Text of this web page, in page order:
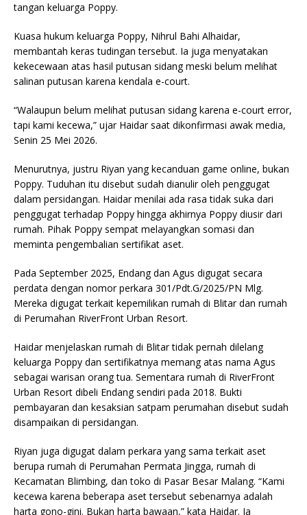
tangan keluarga Poppy.
Kuasa hukum keluarga Poppy, Nihrul Bahi Alhaidar,
membantah keras tudingan tersebut. Ia juga menyatakan
kekecewaan atas hasil putusan sidang meski belum melihat
salinan putusan karena kendala e-court.
“Walaupun belum melihat putusan sidang karena e-court error,
tapi kami kecewa,” ujar Haidar saat dikonfirmasi awak media,
Senin 25 Mei 2026.
Menurutnya, justru Riyan yang kecanduan game online, bukan
Poppy. Tuduhan itu disebut sudah dianulir oleh penggugat
dalam persidangan. Haidar menilai ada rasa tidak suka dari
penggugat terhadap Poppy hingga akhirnya Poppy diusir dari
rumah. Pihak Poppy sempat melayangkan somasi dan
meminta pengembalian sertifikat aset.
Pada September 2025, Endang dan Agus digugat secara
perdata dengan nomor perkara 301/Pdt.G/2025/PN Mlg.
Mereka digugat terkait kepemilikan rumah di Blitar dan rumah
di Perumahan RiverFront Urban Resort.
Haidar menjelaskan rumah di Blitar tidak pernah dilelang
keluarga Poppy dan sertifikatnya memang atas nama Agus
sebagai warisan orang tua. Sementara rumah di RiverFront
Urban Resort dibeli Endang sendiri pada 2018. Bukti
pembayaran dan kesaksian satpam perumahan disebut sudah
disampaikan di persidangan.
Riyan juga digugat dalam perkara yang sama terkait aset
berupa rumah di Perumahan Permata Jingga, rumah di
Kecamatan Blimbing, dan toko di Pasar Besar Malang. “Kami
kecewa karena beberapa aset tersebut sebenarnya adalah
harta gono-gini. Bukan harta bawaan,” kata Haidar. Ia